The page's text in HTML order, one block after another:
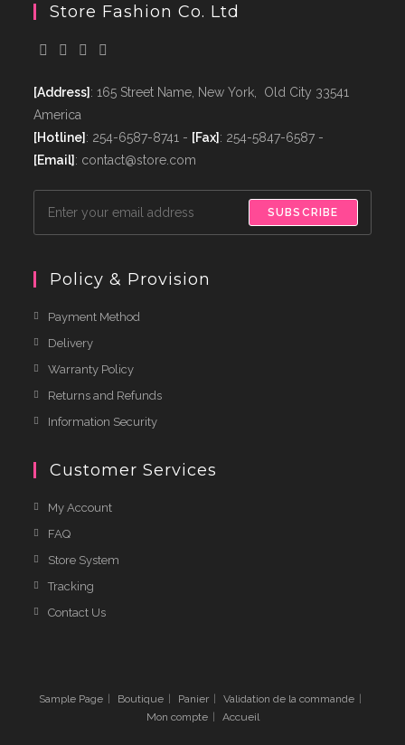
Store Fashion Co. Ltd
[Address]: 165 Street Name, New York, Old City 33541
America
[Hotline]: 254-6587-8741 - [Fax]: 254-5847-6587 -
[Email]: contact@store.com
SUBSCRIBE
Policy & Provision
Payment Method
Delivery
Warranty Policy
Returns and Refunds
Information Security
Customer Services
My Account
FAQ
Store System
Tracking
Contact Us
Sample Page Boutique Panier
Validation de la commande
Mon compte
Accueil